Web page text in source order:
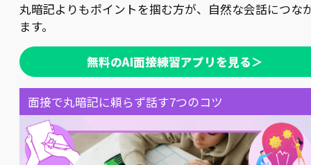
丸暗記よりもポイントを掴む方が、自然な会話につな
ます。
無料のAI面接練習アプリを見る＞
面接で丸暗記に頼らず話す7つのコツ